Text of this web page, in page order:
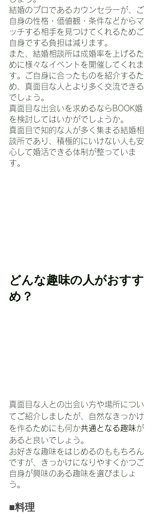
結婚のプロであるカウンセラーが、ご
自身の性格・価値観・条件などからマ
ッチする相手を見つけてくれるためご
自身でする負担は減ります。
また、結婚相談所は成婚率を上げるた
めに様々なイベントを開催してくれま
す。ご自身に合ったものを紹介するた
め、真面目な人とより多く交流できる
でしょう。
真面目な出会いを求めるならBOOK婚
を検討してはいかがでしょうか。
真面目で知的な人が多く集まる結婚相
談所であり、積極的にいけない人も安
心して婚活できる体制が整っていま
す。
どんな趣味の人がおすす
め？
真面目な人との出会い方や場所につい
てご紹介しましたが、自然なきっかけ
を作るためにも何か共通となる趣味が
あると良いでしょう。
お好きな趣味をはじめるのももちろん
ですが、きっかけになりやすくかつご
自身が興味のある趣味を選びましょ
う。
■料理